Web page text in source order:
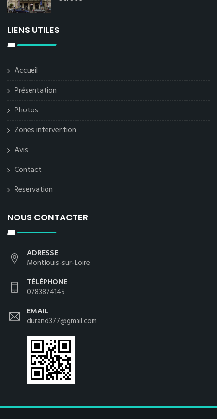
LIENS UTILES
Accueil
Présentation
Photos
Zones intervention
Avis
Contact
Reservation
NOUS CONTACTER
ADRESSE
Montlouis-sur-Loire
TÉLÉPHONE
0783874145
EMAIL
durand377@gmail.com